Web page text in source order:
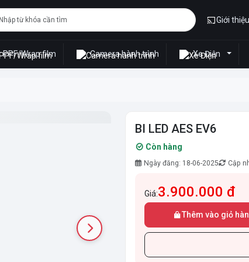
Giới thiệu
PPF/Wrap film Camera hành trình Xe Điện
BI LED AES EV6
Còn hàng
Ngày đăng: 18-06-2025 Cập
Giá:3.900.000 đ
Thêm vào giỏ